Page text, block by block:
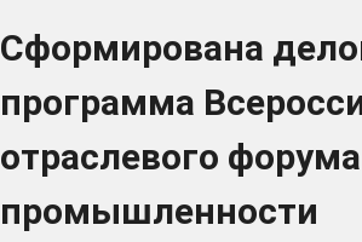
Сформирована
программа
отраслевого
промышленности